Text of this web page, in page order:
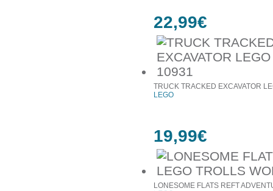
22,99€
TRUCK TRACKED EXCAVATOR
LEGO
19,99€
LONESOME FLATS REFT